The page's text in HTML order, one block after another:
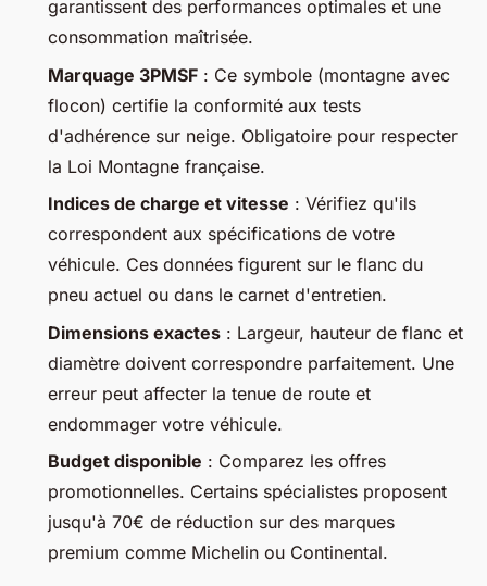
garantissent des performances optimales et une
consommation maîtrisée.
Marquage 3PMSF : Ce symbole (montagne avec
flocon) certifie la conformité aux tests
d'adhérence sur neige. Obligatoire pour respecter
la Loi Montagne française.
Indices de charge et vitesse : Vérifiez qu'ils
correspondent aux spécifications de votre
véhicule. Ces données figurent sur le flanc du
pneu actuel ou dans le carnet d'entretien.
Dimensions exactes : Largeur, hauteur de flanc et
diamètre doivent correspondre parfaitement. Une
erreur peut affecter la tenue de route et
endommager votre véhicule.
Budget disponible : Comparez les offres
promotionnelles. Certains spécialistes proposent
jusqu'à 70€ de réduction sur des marques
premium comme Michelin ou Continental.